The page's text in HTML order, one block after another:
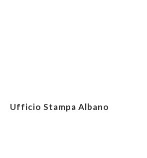
Ufficio Stampa Albano